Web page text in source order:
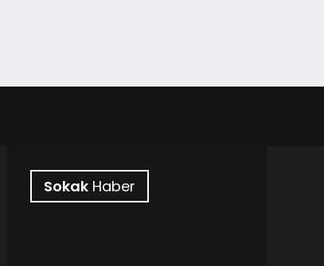
SokakHaber